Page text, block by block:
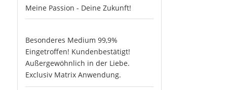
Meine Passion - Deine Zukunft!
Besonderes Medium 99,9%
Eingetroffen! Kundenbestätigt!
Außergewöhnlich in der Liebe.
Exclusiv Matrix Anwendung.